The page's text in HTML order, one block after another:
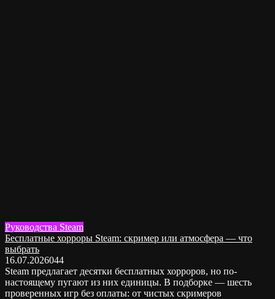
Руководства Steam
Бесплатные хорроры Steam: скример или атмосфера — что
выбрать
16.07.2026044
Steam предлагает десятки бесплатных хорроров, но по-
настоящему пугают из них единицы. В подборке — шесть
проверенных игр без оплаты: от чистых скримеров